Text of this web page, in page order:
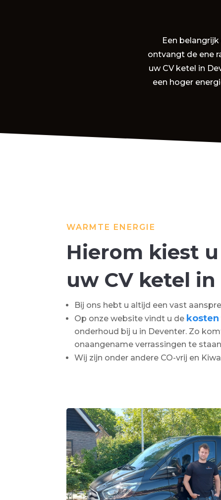
Een
ontvangt de ene
uw CV ketel in
een hoger
WARMTE ENERGIE
Hierom kiest
uw CV ketel
Bij ons hebt u altijd een vast
Op onze website vindt u de kosten
onderhoud bij u in Deventer. Zo
onaangename verrassingen te
Wij zijn onder andere CO-vrij en Kiwa